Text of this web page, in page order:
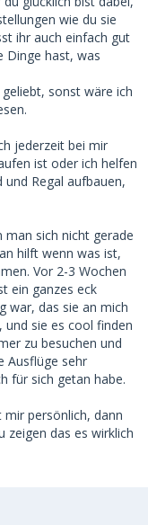
wie du sie
ihr auch einfach gut
Dinge hast, was
sonst wäre ich
jederzeit bei mir
ist oder ich helfen
Regal aufbauen,
sich nicht gerade
hilft wenn was ist,
Vor 2-3 Wochen
ein ganzes eck
war, das sie an mich
sie es cool finden
zu besuchen und
Ausflüge sehr
für sich getan habe.
persönlich, dann
zeigen das es wirklich